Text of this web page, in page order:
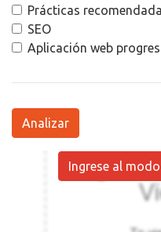
Prácticas
SEO
Aplicación web
Analizar
Ingrese al